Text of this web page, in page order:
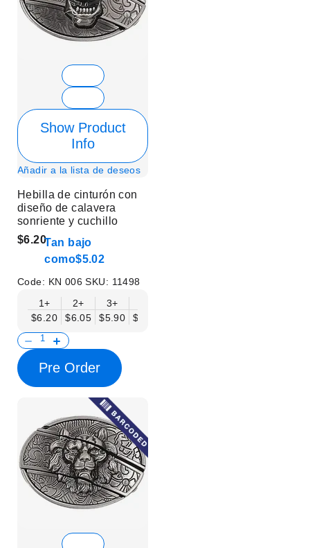
Show Product
Info
Añadir a la lista de deseos
Hebilla de cinturón con
diseño de calavera
sonriente y cuchillo
$6.20Tan bajo
como$5.02
Code: KN 006SKU: 11498
1+
$6.20
2+
$6.05
3+
$5.90
$5.75
Pre Order